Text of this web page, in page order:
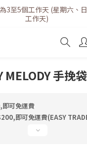
3至5個工作天 (星期六、
工作天)
3至5個工作天 (星期六、
工作天)
免運費 | 滿$200免自取
全新會員APP享有專屬會員
3至5個工作天 (星期六、日
工作天)
MELODY 手挽袋
可免運費
即可免運費(EASY